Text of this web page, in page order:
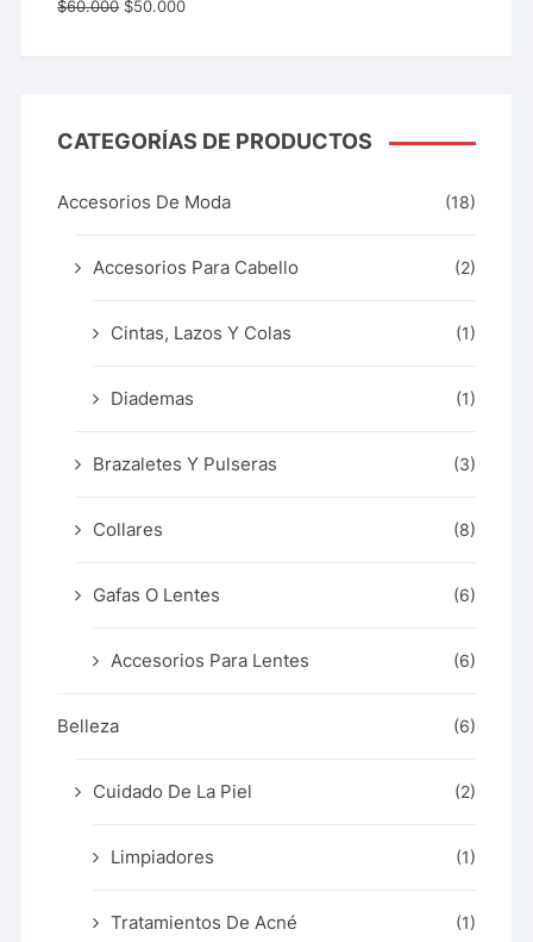
con 5.00
$60.000 $50.000
CATEGORÍAS DE PRODUCTOS
Accesorios De Moda (18)
Accesorios Para Cabello (2)
Cintas, Lazos Y Colas (1)
Diademas (1)
Brazaletes Y Pulseras (3)
Collares (8)
Gafas O Lentes (6)
Accesorios Para Lentes (6)
Belleza (6)
Cuidado De La Piel (2)
Limpiadores (1)
Tratamientos De Acné (1)